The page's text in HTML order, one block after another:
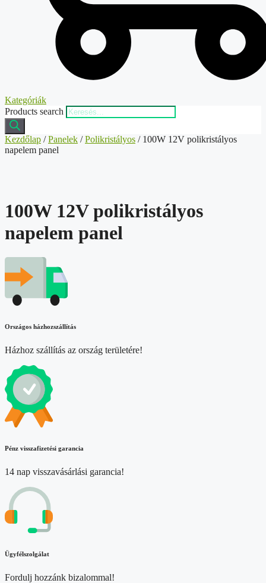
Kategóriák
Products search
Kezdőlap /Panelek /Polikristályos / 100W 12V polikristályos
napelem panel
100W 12V polikristályos
napelem panel
Országos házhozszállítás
Házhoz szállítás az ország területére!
Pénz visszafizetési garancia
14 nap visszavásárlási garancia!
Ügyfélszolgálat
Fordulj hozzánk bizalommal!